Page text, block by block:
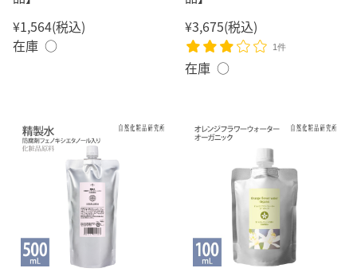
¥1,564(税込)
在庫 ○
¥3,675(税込)
1件
在庫 ○